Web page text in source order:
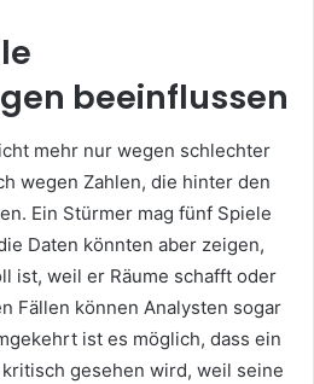
beeinflussen
mehr nur wegen schlechter
wegen Zahlen, die hinter den
Ein Stürmer mag fünf Spiele
Daten könnten aber zeigen,
ist, weil er Räume schafft oder
Fällen können Analysten sogar
ist es möglich, dass ein
gesehen wird, weil seine